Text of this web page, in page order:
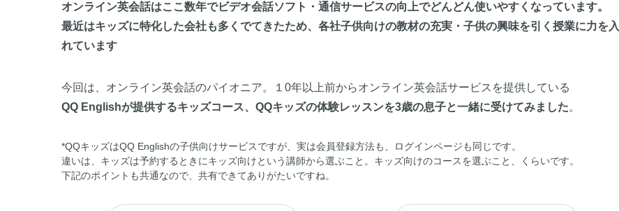
オンライン英会話はここ数年でビデオ会話ソフト・通信サービスの向上でどんどん使いやすくなっています。
最近はキッズに特化した会社も多くでてきたため、各社子供向けの教材の充実・子供の興味を引く授業に力を入
れています
今回は、オンライン英会話のパイオニア。１0年以上前からオンライン英会話サービスを提供している
QQ Englishが提供するキッズコース、QQキッズの体験レッスンを3歳の息子と一緒に受けてみました。
*QQキッズはQQ Englishの子供向けサービスですが、実は会員登録方法も、ログインページも同じです。
違いは、キッズは予約するときにキッズ向けという講師から選ぶこと。キッズ向けのコースを選ぶこと、くらいです。
下記のポイントも共通なので、共有できてありがたいですね。